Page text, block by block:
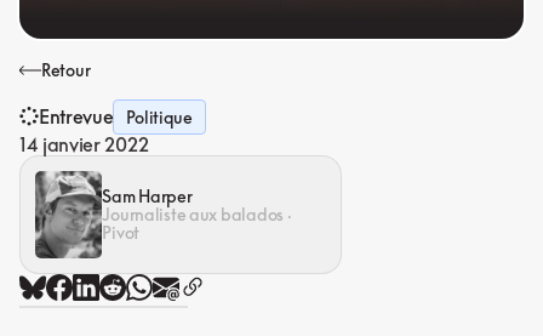
Retour
Entrevue Politique
14 janvier 2022
Sam Harper
Journaliste aux balados ·
Pivot